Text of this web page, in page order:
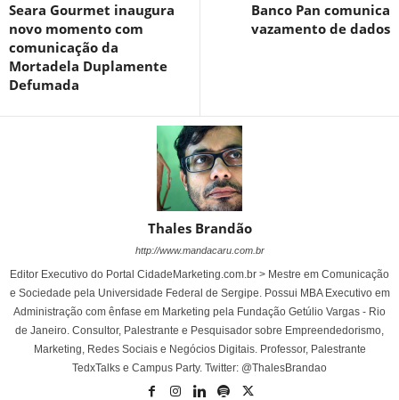
Seara Gourmet inaugura
novo momento com
comunicação da
Mortadela Duplamente
Defumada
Banco Pan comunica
vazamento de dados
Thales Brandão
http://www.mandacaru.com.br
Editor Executivo do Portal CidadeMarketing.com.br > Mestre em Comunicação
e Sociedade pela Universidade Federal de Sergipe. Possui MBA Executivo em
Administração com ênfase em Marketing pela Fundação Getúlio Vargas - Rio
de Janeiro. Consultor, Palestrante e Pesquisador sobre Empreendedorismo,
Marketing, Redes Sociais e Negócios Digitais. Professor, Palestrante
TedxTalks e Campus Party. Twitter: @ThalesBrandao